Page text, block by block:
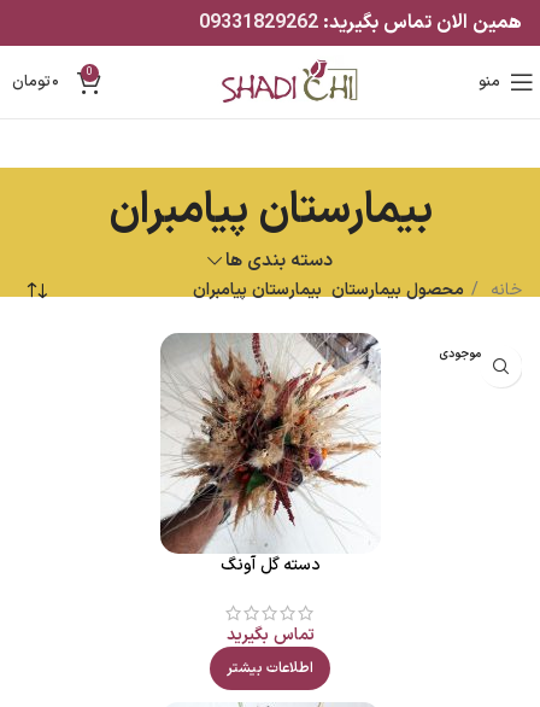
همین الان تماس بگیرید:
منو 0 ۰تومان
بیمارستان پیامبران
دسته بندی ها
خانه محصول بیمارستان بیمارستان پیامبران
اتمام موجودی
دسته گل آونگ
تماس بگیرید
اطلاعات بیشتر